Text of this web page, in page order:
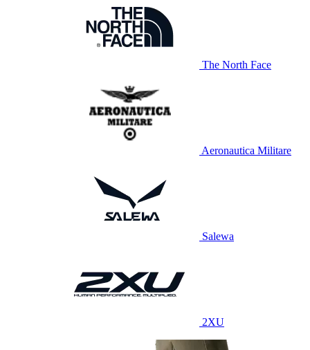
The North Face
Aeronautica Militare
Salewa
2XU